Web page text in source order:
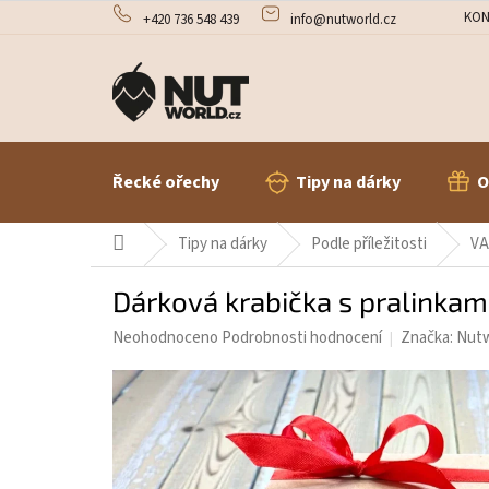
+420 736 548 439 info@nutworld.cz
Řecké ořechy Tipy na dárky
Domů Tipy na dárky Podle příležitosti
Dárková krabička s
Průměrné
produktu
je
5
Neohodnoceno Podrobnosti hodnocení Značka: